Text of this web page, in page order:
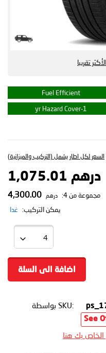
تقريبا
Fuel Efficient
1-yr Hazard Cover
السعر لكل اطار يشمل (التركيب والميزانية)
درهم 1,075.01
مجموعة من 4: درهم
يمكن التركيب: غدا
اضافة الى السلة
SKU: بواسطة
See
بك هنا